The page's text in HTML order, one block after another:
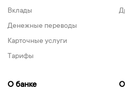
Вклады
Денежные переводы
Карточные услуги
Тарифы
О банке